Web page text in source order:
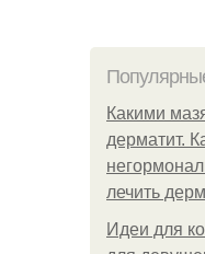
Какими
дерматит.
лечить
Идеи для